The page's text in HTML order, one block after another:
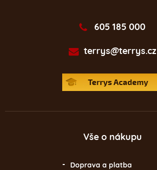
605 185 000
terrys@terrys.cz
Vše o nákupu
Doprava a platba